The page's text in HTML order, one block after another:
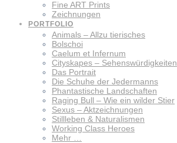
Fine ART Prints
Zeichnungen
PORTFOLIO
Animals – Allzu tierisches
Bolschoi
Caelum et Infernum
Cityskapes – Sehenswürdigkeiten
Das Portrait
Die Schuhe der Jedermanns
Phantastische Landschaften
Raging Bull – Wie ein wilder Stier
Sexus – Aktzeichnungen
Stillleben & Naturalismen
Working Class Heroes
Mehr …